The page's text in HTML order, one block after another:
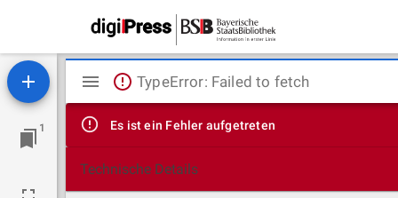
1
Mirador
Viewer
TypeError: Failed to fetch
Es ist ein Fehler aufgetreten
Technische Details